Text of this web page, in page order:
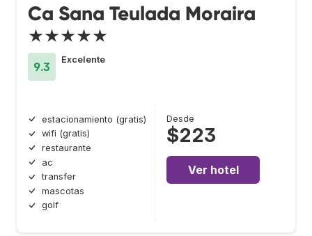
Ca Sana Teulada Moraira
★★★★★
9.3
Excelente
estacionamiento (gratis)
wifi (gratis)
restaurante
ac
transfer
mascotas
golf
Desde
$223
Ver hotel